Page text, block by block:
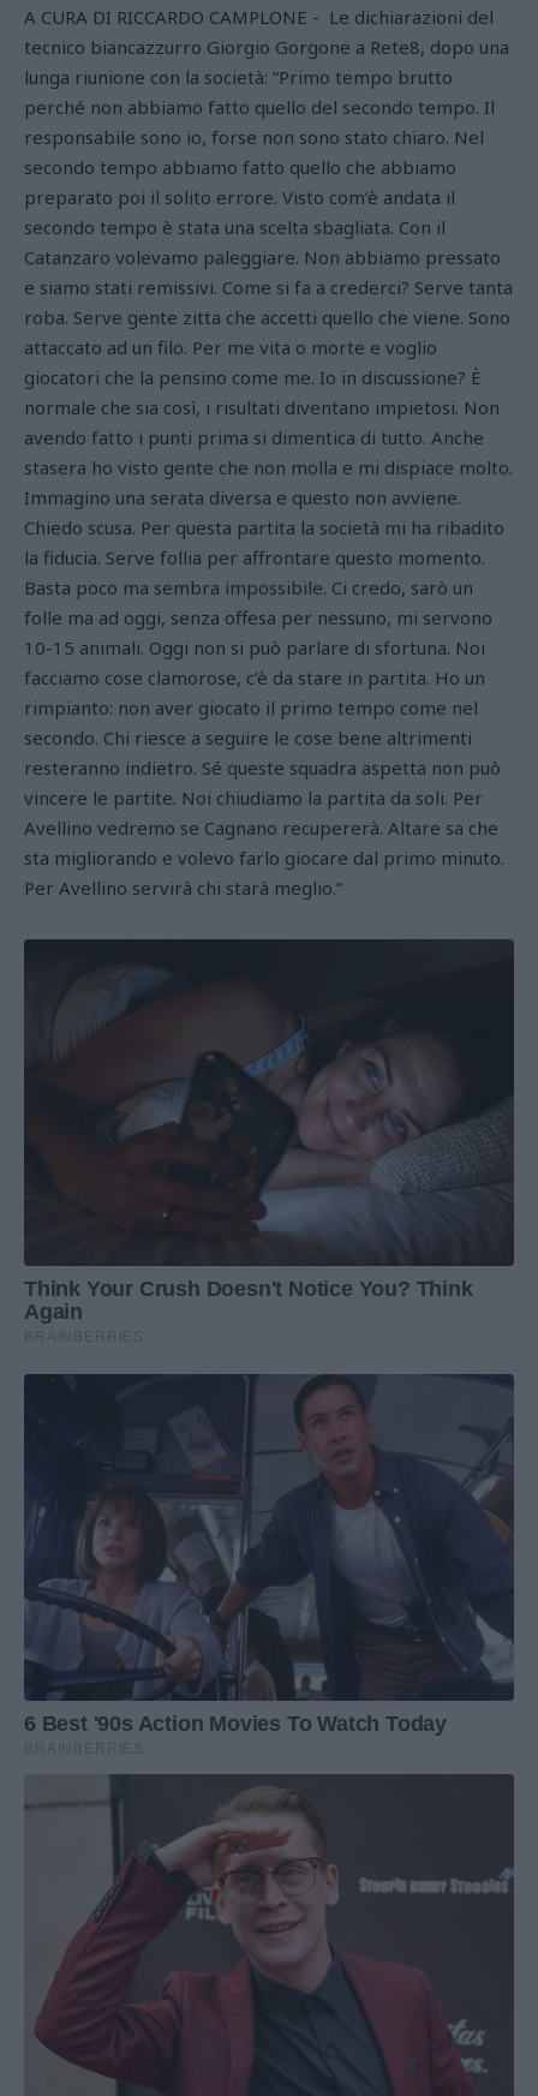
A CURA DI RICCARDO CAMPLONE - Le dichiarazioni del
tecnico biancazzurro Giorgio Gorgone a Rete8, dopo una
lunga riunione con la società: “Primo tempo brutto
perché non abbiamo fatto quello del secondo tempo. Il
responsabile sono io, forse non sono stato chiaro. Nel
secondo tempo abbiamo fatto quello che abbiamo
preparato poi il solito errore. Visto com’è andata il
secondo tempo è stata una scelta sbagliata. Con il
Catanzaro volevamo paleggiare. Non abbiamo pressato
e siamo stati remissivi. Come si fa a crederci? Serve tanta
roba. Serve gente zitta che accetti quello che viene. Sono
attaccato ad un filo. Per me vita o morte e voglio
giocatori che la pensino come me. Io in discussione? È
normale che sia così, i risultati diventano impietosi. Non
avendo fatto i punti prima si dimentica di tutto. Anche
stasera ho visto gente che non molla e mi dispiace molto.
Immagino una serata diversa e questo non avviene.
Chiedo scusa. Per questa partita la società mi ha ribadito
la fiducia. Serve follia per affrontare questo momento.
Basta poco ma sembra impossibile. Ci credo, sarò un
folle ma ad oggi, senza offesa per nessuno, mi servono
10-15 animali. Oggi non si può parlare di sfortuna. Noi
facciamo cose clamorose, c’è da stare in partita. Ho un
rimpianto: non aver giocato il primo tempo come nel
secondo. Chi riesce a seguire le cose bene altrimenti
resteranno indietro. Sé queste squadra aspetta non può
vincere le partite. Noi chiudiamo la partita da soli. Per
Avellino vedremo se Cagnano recupererà. Altare sa che
sta migliorando e volevo farlo giocare dal primo minuto.
Per Avellino servirà chi starà meglio.”